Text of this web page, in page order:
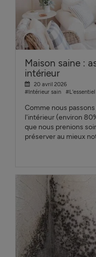
Maison saine :
intérieur
20 avril 2026
#Intérieur sain
#L'essentiel
Comme nous
l'intérieur (environ
que nous prenions
préserver au mieux